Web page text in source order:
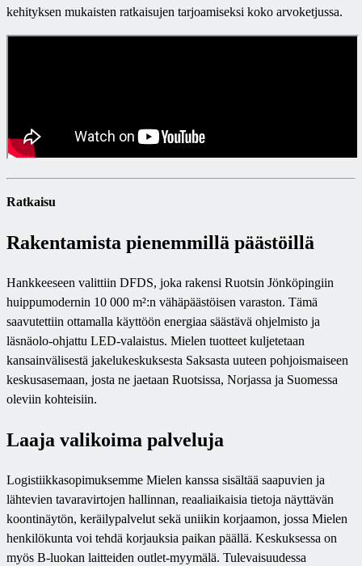
kehityksen mukaisten ratkaisujen tarjoamiseksi koko arvoketjussa.
Ratkaisu
Rakentamista pienemmillä päästöillä
Hankkeeseen valittiin DFDS, joka rakensi Ruotsin Jönköpingiin
huippumodernin 10 000 m²:n vähäpäästöisen varaston. Tämä
saavutettiin ottamalla käyttöön energiaa säästävä ohjelmisto ja
läsnäolo-ohjattu LED-valaistus. Mielen tuotteet kuljetetaan
kansainvälisestä jakelukeskuksesta Saksasta uuteen pohjoismaiseen
keskusasemaan, josta ne jaetaan Ruotsissa, Norjassa ja Suomessa
oleviin kohteisiin.
Laaja valikoima palveluja
Logistiikkasopimuksemme Mielen kanssa sisältää saapuvien ja
lähtevien tavaravirtojen hallinnan, reaaliaikaisia tietoja näyttävän
koontinäytön, keräilypalvelut sekä uniikin korjaamon, jossa Mielen
henkilökunta voi tehdä korjauksia paikan päällä. Keskuksessa on
myös B-luokan laitteiden outlet-myymälä. Tulevaisuudessa